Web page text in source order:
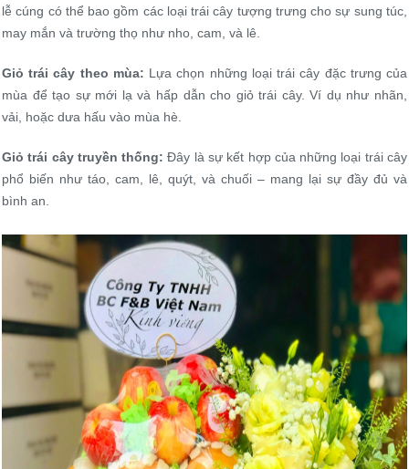
lễ cúng có thể bao gồm các loại trái cây tượng trưng cho sự sung túc,
may mắn và trường thọ như nho, cam, và lê.
Giỏ trái cây theo mùa: Lựa chọn những loại trái cây đặc trưng của
mùa để tạo sự mới lạ và hấp dẫn cho giỏ trái cây. Ví dụ như nhãn,
vải, hoặc dưa hấu vào mùa hè.
Giỏ trái cây truyền thống: Đây là sự kết hợp của những loại trái cây
phổ biến như táo, cam, lê, quýt, và chuối – mang lại sự đầy đủ và
bình an.